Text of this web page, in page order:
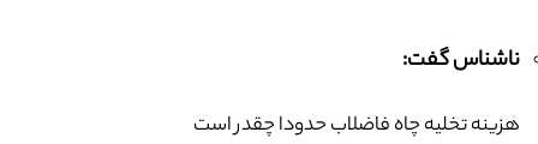
ناشناس گفت:
هزینه تخلیه چاه فاضلاب حدودا چقدر است